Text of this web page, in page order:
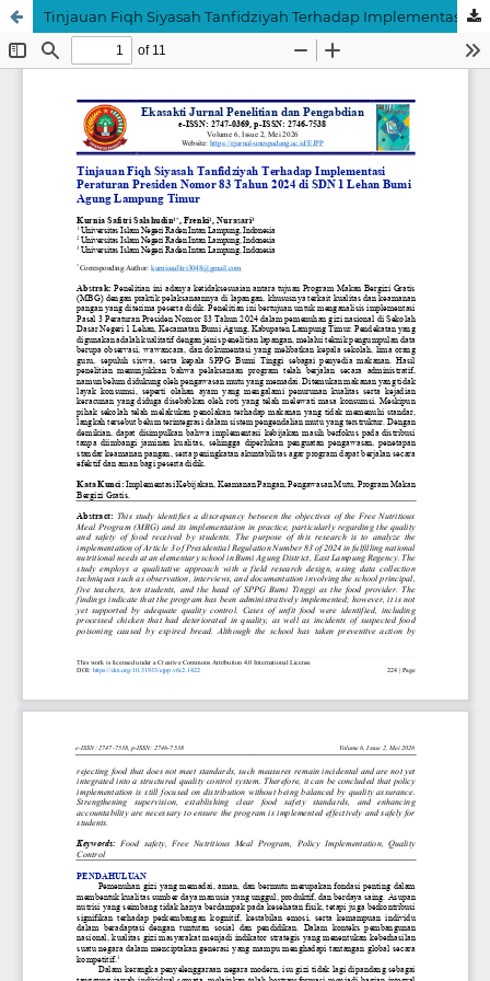
Tinjauan Fiqh Siyasah Tanfidziyah Terhadap Implementasi Peraturan Presiden Nomor 83 Tahun 2024 di SDN 1 Lehan Bumi Agung Lampung Timur